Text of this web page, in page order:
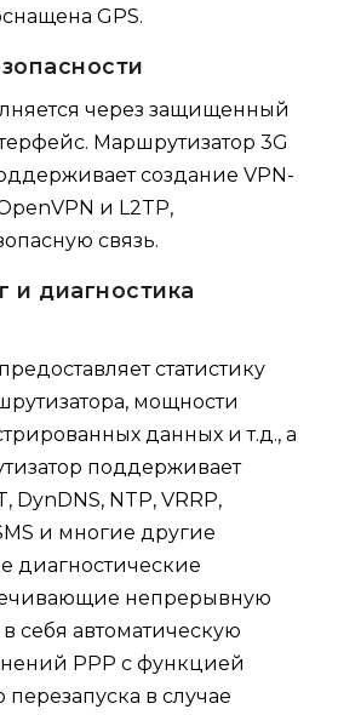
GPS.
через защищенный
Маршрутизатор 3G
создание VPN-
и L2TP,
связь.
и диагностика
статистику
мощности
данных и т.д., а
поддерживает
DynDNS, NTP, VRRP,
и многие другие
диагностические
непрерывную
себя автоматическую
PPP с функцией
перезапуска в случае